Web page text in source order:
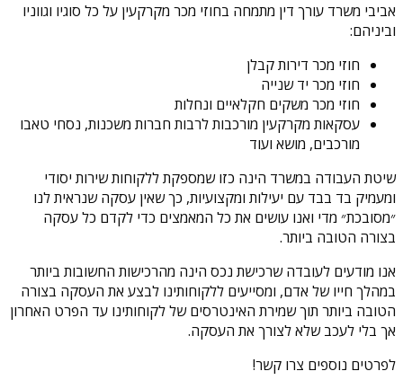
אביבי משרד עורך דין מתמחה בחוזי מכר מקרקעין על כל סוגיו וגווניו
וביניהם:
חוזי מכר דירות קבלן
חוזי מכר יד שנייה
חוזי מכר משקים חקלאיים ונחלות
עסקאות מקרקעין מורכבות לרבות חברות משכנות, נסחי טאבו
מורכבים, מושא ועוד
שיטת העבודה במשרד הינה כזו שמספקת ללקוחות שירות יסודי
ומעמיק בד בבד עם יעילות ומקצועיות, כך שאין עסקה שנראית לנו
״מסובכת״ מדי ואנו עושים את כל המאמצים כדי לקדם כל עסקה
בצורה הטובה ביותר.
אנו מודעים לעובדה שרכישת נכס הינה מהרכישות החשובות ביותר
במהלך חייו של אדם, ומסייעים ללקוחותינו לבצע את העסקה בצורה
הטובה ביותר תוך שמירת האינטרסים של לקוחותינו עד הפרט האחרון
אך בלי לעכב שלא לצורך את העסקה.
לפרטים נוספים צרו קשר!